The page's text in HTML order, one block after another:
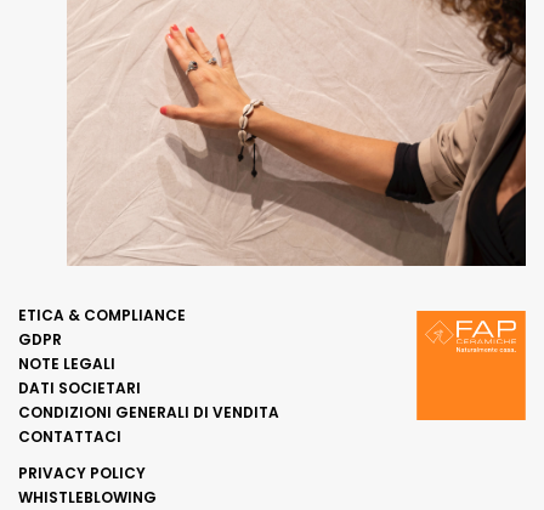
ETICA & COMPLIANCE
GDPR
NOTE LEGALI
DATI SOCIETARI
CONDIZIONI GENERALI DI VENDITA
CONTATTACI
PRIVACY POLICY
WHISTLEBLOWING